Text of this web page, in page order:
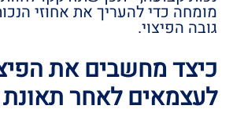
מומחה כדי להעריך את אחוזי
גובה הפיצוי.
כיצד מחשבים את
לעצמאים לאחר תאונת